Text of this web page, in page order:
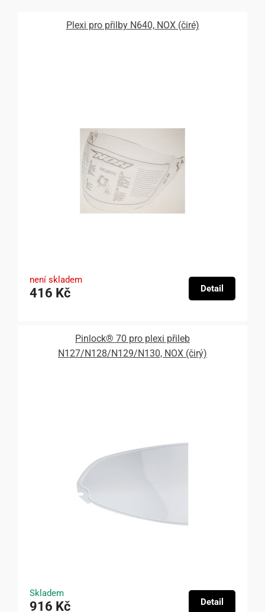
Plexi pro přilby N640, NOX (čiré)
není skladem
416 Kč Detail
Pinlock® 70 pro plexi přileb
N127/N128/N129/N130, NOX (čirý)
Skladem
916 Kč Detail